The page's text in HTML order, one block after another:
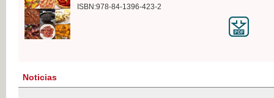
ISBN:978-84-1396-423-2
Noticias